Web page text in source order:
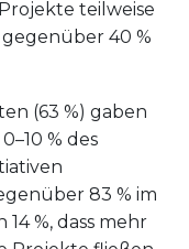
teilweise
40 %
(63 %) gaben
% des
83 % im
%, dass mehr